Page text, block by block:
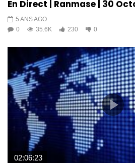
En Direct | Ranmase | 30
5 ANS AGO
0
35.6K 230 0
02:06:23